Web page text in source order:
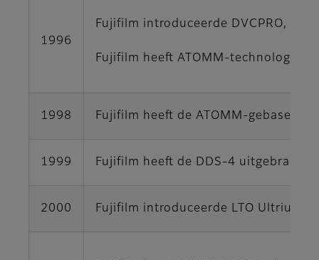
1996
Fujifilm introduceerde DVCPRO,
Fujifilm heeft ATOMM-technologie
1998 Fujifilm heeft de ATOMM-
1999 Fujifilm heeft de DDS-4 uitgebracht
2000 Fujifilm introduceerde LTO Ultrium